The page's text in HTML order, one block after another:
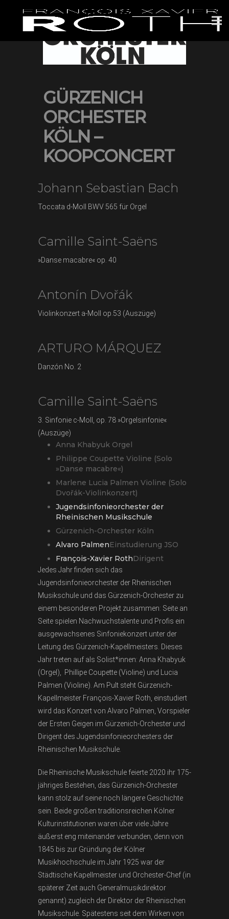
GÜRZENICH
ORCHESTER
KÖLN –
KOOPCONCERT
Johann Sebastian Bach
Toccata d-Moll BWV 565 für Orgel
Camille Saint-Saëns
»Danse macabre« op. 40
Antonín Dvořák
Violinkonzert a-Moll op.53 (Auszüge)
ARTURO MÁRQUEZ
Danzón No. 2
Camille Saint-Saëns
3. Sinfonie c-Moll, op. 78 »Orgelsinfonie«
(Auszüge)
Anna Khabyuk Orgel
Philippe Coupette Violine (Solo
»Danse macabre«)
Marlene Lucia Palmen Violine (Solo
Dvořák-Violinkonzert)
Jugendsinfonieorchester der
Rheinischen Musikschule
Gürzenich-Orchester Köln
Alvaro PalmenEinstudierung JSO
François-Xavier RothDirigent
Jedes Jahr finden sich das
Jugendsinfonieorchester der Rheinischen
Musikschule und das Gürzenich-Orchester zu
einem besonderen Projekt zusammen: Seite an
Seite spielen Nachwuchstalente und Profis ein
ausgewachsenes Sinfoniekonzert unter der
Leitung des Gürzenich-Kapellmeisters. Dieses
Jahr treten auf als Solist*innen: Anna Khabyuk
(Orgel), Phillipe Coupette (Violine) und Lucia
Palmen (Violine). Am Pult steht Gürzenich-
Kapellmeister François-Xavier Roth, einstudiert
wird das Konzert von Alvaro Palmen, Vorspieler
der Ersten Geigen im Gürzenich-Orchester und
Dirigent des Jugendsinfonieorchesters der
Rheinischen Musikschule.
Die Rheinische Musikschule feierte 2020 ihr 175-
jähriges Bestehen, das Gürzenich-Orchester
kann stolz auf seine noch längere Geschichte
sein. Beide großen traditionsreichen Kölner
Kulturinstitutionen waren über viele Jahre
äußerst eng miteinander verbunden, denn von
1845 bis zur Gründung der Kölner
Musikhochschule im Jahr 1925 war der
Städtische Kapellmeister und Orchester-Chef (in
späterer Zeit auch Generalmusikdirektor
genannt) zugleich der Direktor der Rheinischen
Musikschule. Spätestens seit dem Wirken von